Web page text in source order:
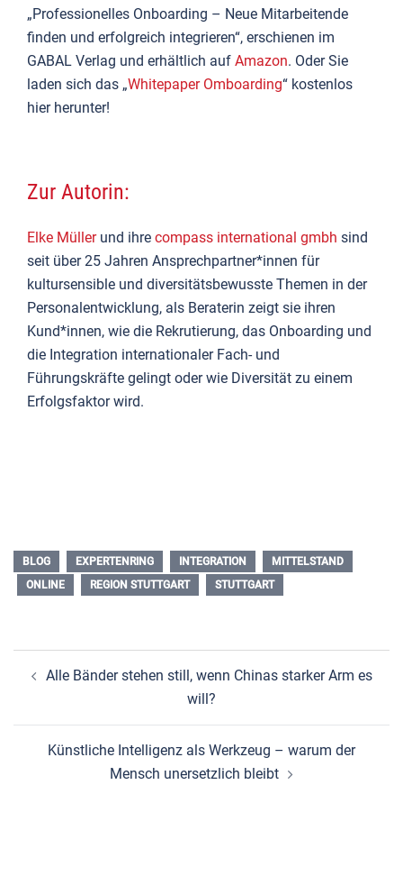
„Professionelles Onboarding – Neue Mitarbeitende
finden und erfolgreich integrieren“, erschienen im
GABAL Verlag und erhältlich auf Amazon. Oder Sie
laden sich das „Whitepaper Omboarding“ kostenlos
hier herunter!
Zur Autorin:
Elke Müllerund ihre compass international gmbh sind
seit über 25 Jahren Ansprechpartner*innen für
kultursensible und diversitätsbewusste Themen in der
Personalentwicklung, als Beraterin zeigt sie ihren
Kund*innen, wie die Rekrutierung, das Onboarding und
die Integration internationaler Fach- und
Führungskräfte gelingt oder wie Diversität zu einem
Erfolgsfaktor wird.
BLOG EXPERTENRING INTEGRATION
MITTELSTAND
ONLINE
REGION STUTTGART STUTTGART
Beitragsnavigation
Alle Bänder stehen still, wenn Chinas starker Arm es
will?
Künstliche Intelligenz als Werkzeug – warum der
Mensch unersetzlich bleibt